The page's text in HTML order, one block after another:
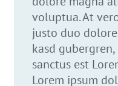
voluptua. At
justo duo
kasd
sanctus est
Lorem ipsum